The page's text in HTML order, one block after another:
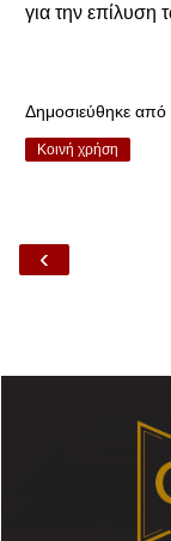
για την
Δημοσιεύθηκε από
Κοινή χρήση
‹